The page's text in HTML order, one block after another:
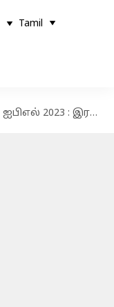
Tamil
ஐபிஎல் 2023 : இரண்டாவது முறையாக ஆர்சிபி vs கேகேஆர்! எதிர்பார்க்கப்படும் பிளேயிங் 11!